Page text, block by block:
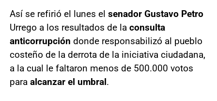
Así se refirió el lunes el senador Gustavo Petro
Urrego a los resultados de la consulta
anticorrupción donde responsabilizó al pueblo
costeño de la derrota de la iniciativa ciudadana,
a la cual le faltaron menos de 500.000 votos
para alcanzar el umbral.